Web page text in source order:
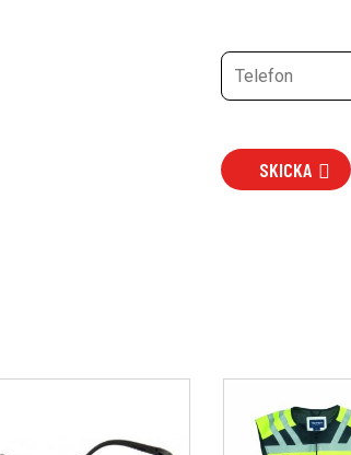
SKICKA
produkten